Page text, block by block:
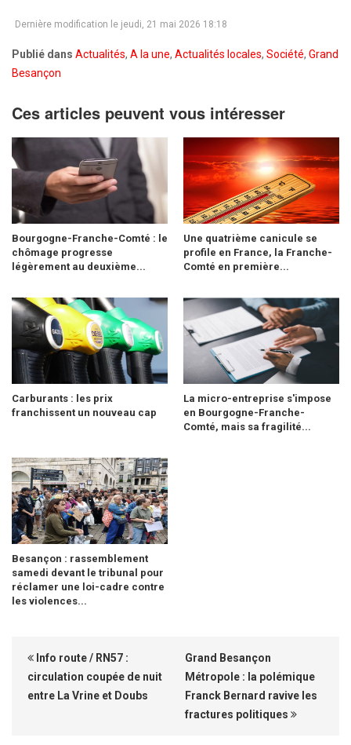
Dernière modification le jeudi, 21 mai 2026 18:18
Publié dans Actualités, A la une, Actualités locales, Société, Grand
Besançon
Ces articles peuvent vous intéresser
Bourgogne-Franche-Comté : le
chômage progresse
légèrement au deuxième...
Une quatrième canicule se
profile en France, la Franche-
Comté en première...
Carburants : les prix
franchissent un nouveau cap
La micro-entreprise s'impose
en Bourgogne-Franche-
Comté, mais sa fragilité...
Besançon : rassemblement
samedi devant le tribunal pour
réclamer une loi-cadre contre
les violences...
Info route / RN57 :
circulation coupée de nuit
entre La Vrine et Doubs
Grand Besançon
Métropole : la polémique
Franck Bernard ravive les
fractures politiques